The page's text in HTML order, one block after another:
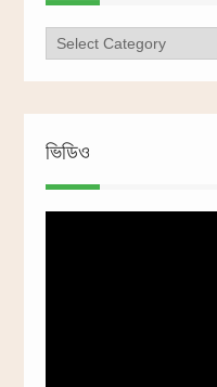
ক্যাটাগরি
ভিডিও